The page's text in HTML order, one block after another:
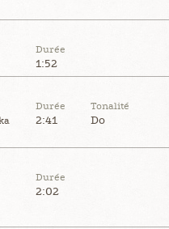
Durée
1:52
Durée
2:41
Tonalité
Do
Durée
2:02